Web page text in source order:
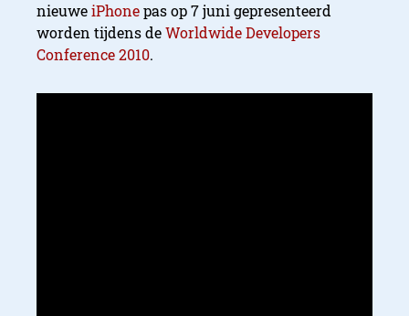
nieuweiPhonepas op 7 juni gepresenteerd
worden tijdens deWorldwide Developers
Conference 2010.